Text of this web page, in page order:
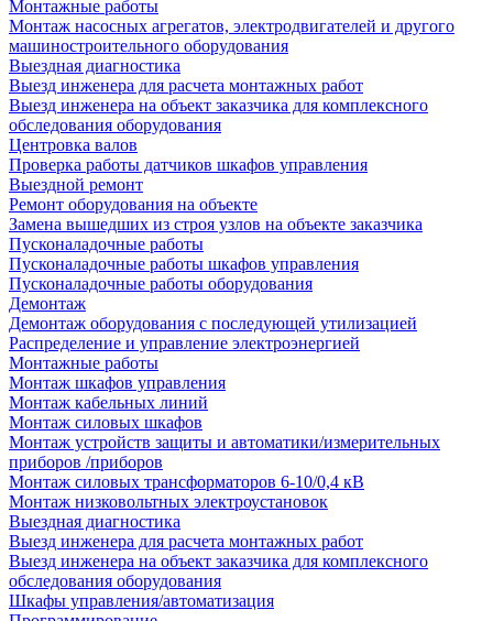
Монтажные работы
Монтаж насосных агрегатов, электродвигателей и другого
машиностроительного оборудования
Выездная диагностика
Выезд инженера для расчета монтажных работ
Выезд инженера на объект заказчика для комплексного
обследования оборудования
Центровка валов
Проверка работы датчиков шкафов управления
Выездной ремонт
Ремонт оборудования на объекте
Замена вышедших из строя узлов на объекте заказчика
Пусконаладочные работы
Пусконаладочные работы шкафов управления
Пусконаладочные работы оборудования
Демонтаж
Демонтаж оборудования с последующей утилизацией
Распределение и управление электроэнергией
Монтажные работы
Монтаж шкафов управления
Монтаж кабельных линий
Монтаж силовых шкафов
Монтаж устройств защиты и автоматики/измерительных
приборов /приборов
Монтаж силовых трансформаторов 6-10/0,4 кВ
Монтаж низковольтных электроустановок
Выездная диагностика
Выезд инженера для расчета монтажных работ
Выезд инженера на объект заказчика для комплексного
обследования оборудования
Шкафы управления/автоматизация